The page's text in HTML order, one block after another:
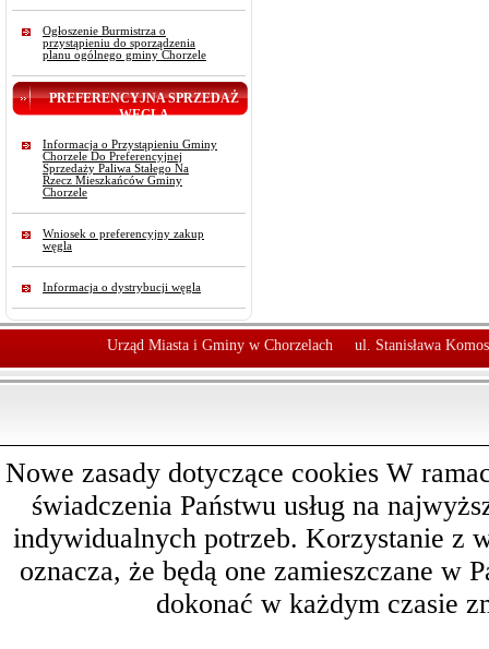
Ogłoszenie Burmistrza o
przystąpieniu do sporządzenia
planu ogólnego gminy Chorzele
PREFERENCYJNA SPRZEDAŻ
WĘGLA
Informacja o Przystąpieniu Gminy
Chorzele Do Preferencyjnej
Sprzedaży Paliwa Stałego Na
Rzecz Mieszkańców Gminy
Chorzele
Wniosek o preferencyjny zakup
węgla
Informacja o dystrybucji węgla
Urząd Miasta i Gminy w Chorzelach ul. Stanisława
Nowe zasady dotyczące cookies W
świadczenia Państwu usług na
indywidualnych potrzeb. Korzystanie z
oznacza, że będą one zamieszczane w
dokonać w każdym czasie